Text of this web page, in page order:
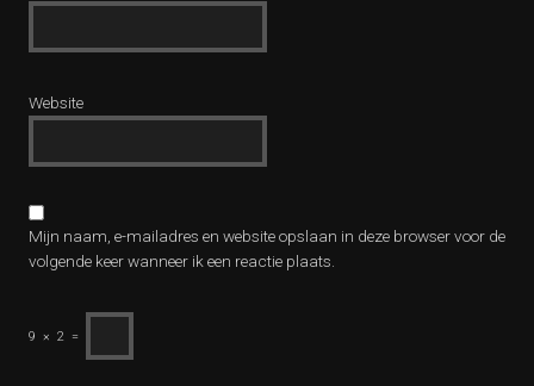
Website
Mijn naam, e-mailadres en website opslaan in deze browser voor de
volgende keer wanneer ik een reactie plaats.
9 × 2 =